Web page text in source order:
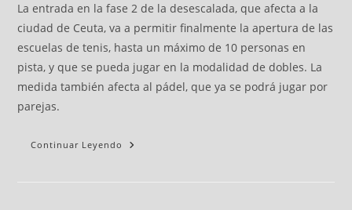
La entrada en la fase 2 de la desescalada, que afecta a la
ciudad de Ceuta, va a permitir finalmente la apertura de las
escuelas de tenis, hasta un máximo de 10 personas en
pista, y que se pueda jugar en la modalidad de dobles. La
medida también afecta al pádel, que ya se podrá jugar por
parejas.
Continuar Leyendo